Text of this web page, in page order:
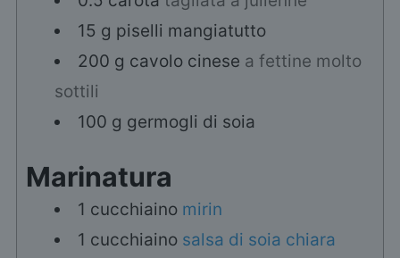
15 g piselli mangiatutto
200 g cavolo cinese a fettine molto
sottili
100 g germogli di soia
Marinatura
1 cucchiaino mirin
1 cucchiaino salsa di soia chiara